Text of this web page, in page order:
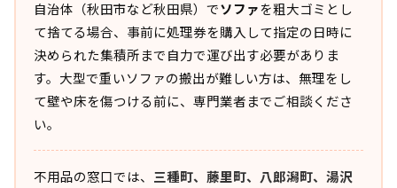
お客様の声
よくある質問
対応エリア
自治体（秋田市など秋田県）でソファを粗大ゴミとし
て捨てる場合、事前に処理券を購入して指定の日時に
決められた集積所まで自力で運び出す必要がありま
す。大型で重いソファの搬出が難しい方は、無理をし
て壁や床を傷つける前に、専門業者までご相談くださ
い。
不用品の窓口では、 三種町、藤里町、八郎潟町、湯沢